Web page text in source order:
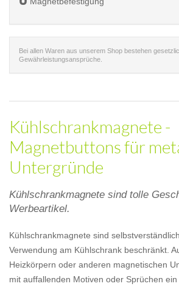
Bei allen Waren aus unserem Shop bestehen
Gewährleistungsansprüche.
Kühlschrankmagnete -
Magnetbuttons für
Untergründe
Kühlschrankmagnete sind tolle
Werbeartikel.
Kühlschrankmagnete sind
Verwendung am Kühlschrank beschränkt.
Heizkörpern oder anderen magnetischen
mit auffallenden Motiven oder Sprüchen